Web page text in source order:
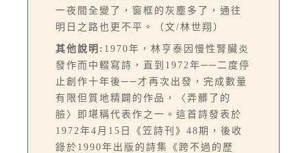
一夜間全變了，窗框的灰塵多了，通往
明日之路也更不平。（文/林世翔）
其他說明: 1970年，林亨泰因慢性腎臟炎
發作而中輟寫詩，直到1972年──二度停
止創作十年後──才再次出發，完成數量
有限但質地精闢的作品，〈弄髒了的
臉〉即堪稱代表作之一。這首詩發表於
1972年4月15日《笠詩刊》48期，後收
錄於1990年出版的詩集《跨不過的歷